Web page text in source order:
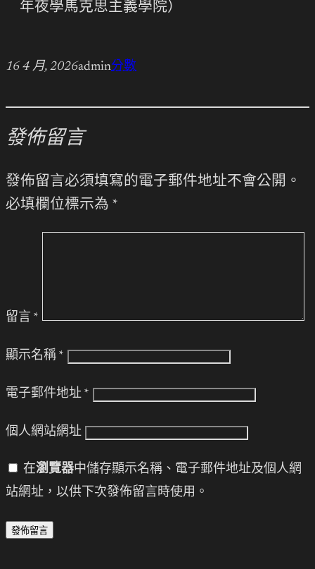
年夜學馬克思主義學院）
16 4 月, 2026admin分數
發佈留言
發佈留言必須填寫的電子郵件地址不會公開。
必填欄位標示為 *
留言 *
顯示名稱 *
電子郵件地址 *
個人網站網址
在瀏覽器中儲存顯示名稱、電子郵件地址及個人網
站網址，以供下次發佈留言時使用。